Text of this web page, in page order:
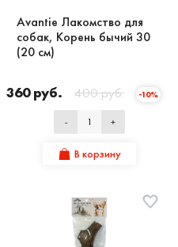
Avantie Лакомство для
собак, Корень бычий 30
(20 см)
360 руб. 400 руб. -10%
- +
В корзину